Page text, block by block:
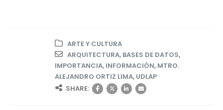
ARTE Y CULTURA
ARQUITECTURA, BASES DE DATOS,
IMPORTANCIA, INFORMACIÓN, MTRO.
ALEJANDRO ORTIZ LIMA, UDLAP
SHARE: